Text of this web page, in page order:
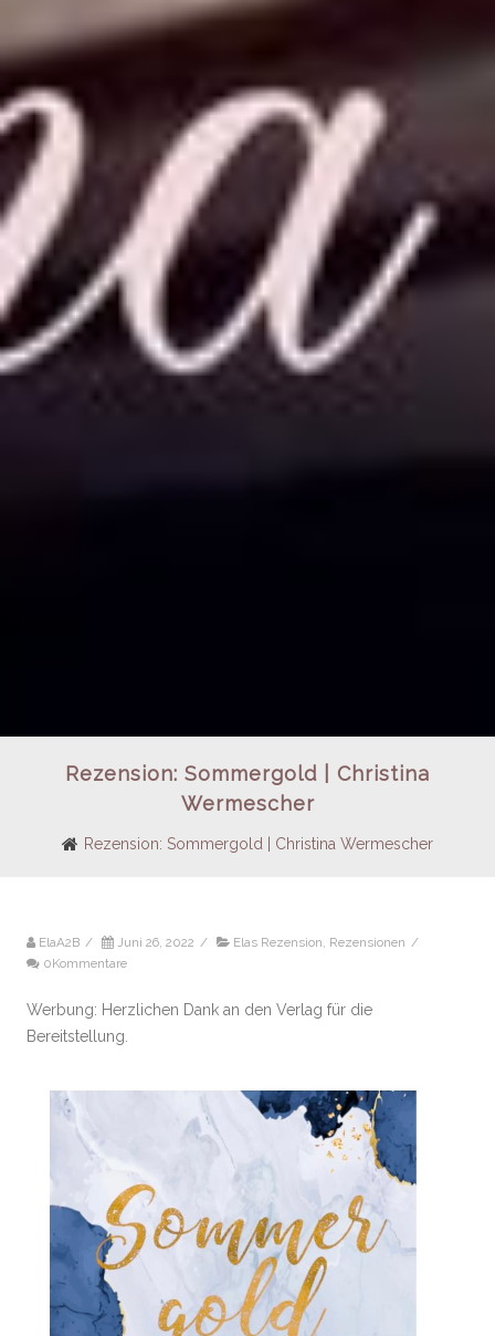
Rezension: Sommergold | Christina
Wermescher
Rezension: Sommergold | Christina Wermescher
ElaA2B / Juni 26, 2022 / Elas Rezension, Rezensionen /
0Kommentare
Werbung: Herzlichen Dank an den Verlag für die
Bereitstellung.